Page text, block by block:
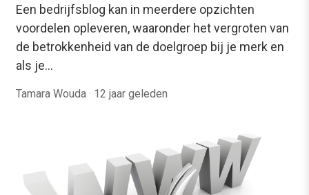
Een bedrijfsblog kan in meerdere opzichten
voordelen opleveren, waaronder het vergroten van
de betrokkenheid van de doelgroep bij je merk en
als je…
Tamara Wouda · 12 jaar geleden